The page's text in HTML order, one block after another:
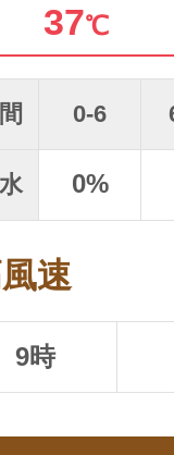
37℃
0-6
0%
速
9時